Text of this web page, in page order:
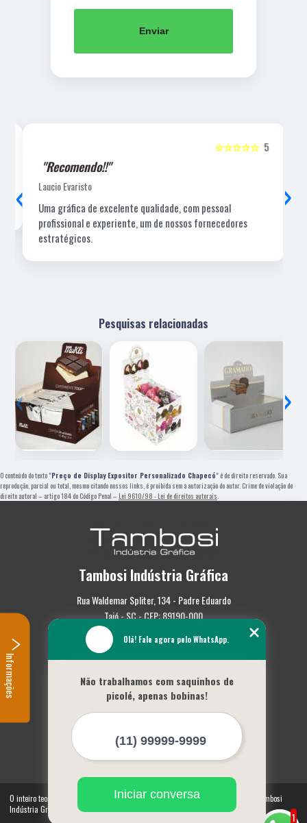
Enviar
5
☆☆☆☆☆
"Recomendo!!"
Laucio Evaristo
Uma gráfica de excelente qualidade, com pessoal
profissional e experiente, um de nossos fornecedores
estratégicos.
‹ ›
Pesquisas relacionadas
‹ ›
O conteúdo do texto "Preço de Display Expositor Personalizado Chapecó" é de direito reservado. Sua
reprodução, parcial ou total, mesmo citando nossos links, é proibida sem a autorização do autor. Crime de violação de
direito autoral – artigo 184 do Código Penal – Lei 9610/98 - Lei de direitos autorais
Tambosi Indústria Gráfica
Rua Waldemar Spliter, 134 - Padre Eduardo
Taió - SC - CEP: 89190-000
(47) 3562-0587
Empresa
Missão
Serviços
Mapa do site
Mais Serviços
O inteiro teor deste site está sujeito à proteção de direitos autorais. Copyright© Tambosi
Indústria Gráfica (Lei 9610 de 19/02/1998)
1
Olá! Fale agora pelo WhatsApp.
Não trabalhamos com saquinhos de
picolé, apenas bobinas!
Iniciar conversa
Informações